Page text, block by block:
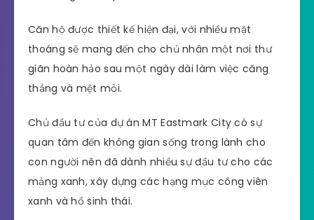
Căn hộ được thiết kế hiện đại, với nhiều mặt
thoáng sẽ mang đến cho chủ nhân một nơi thư
giãn hoàn hảo sau một ngày dài làm việc căng
thẳng và mệt mỏi.
Chủ đầu tư của dự án MT Eastmark City có sự
quan tâm đến không gian sống trong lành cho
con người nên đã dành nhiều sự đầu tư cho các
mảng xanh, xây dựng các hạng mục công viên
xanh và hồ sinh thái.